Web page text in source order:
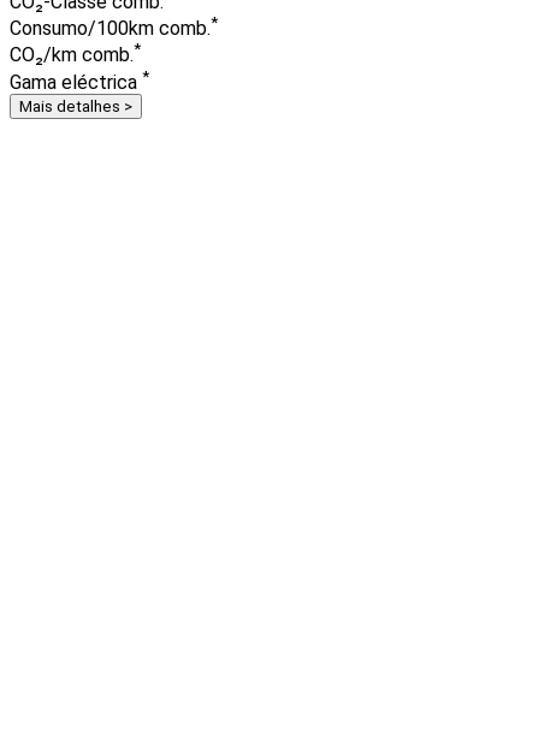
Consumo/100km comb.*
CO₂/km comb.*
Gama eléctrica *
Mais detalhes >